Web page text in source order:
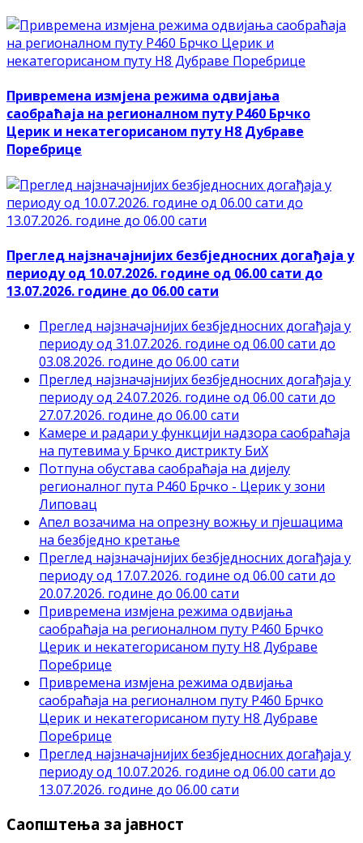
Привремена измјена режима одвијања
саобраћаја на регионалном путу Р460 Брчко
Церик и некатегорисаном путу Н8 Дубраве
Поребрице
Преглед најзначајнијих безбједносних догађаја у
периоду од 10.07.2026. године од 06.00 сати до
13.07.2026. године до 06.00 сати
Преглед најзначајнијих безбједносних догађаја у
периоду од 31.07.2026. године од 06.00 сати до
03.08.2026. године до 06.00 сати
Преглед најзначајнијих безбједносних догађаја у
периоду од 24.07.2026. године од 06.00 сати до
27.07.2026. године до 06.00 сати
Камере и радари у функцији надзора саобраћаја
на путевима у Брчко дистрикту БиХ
Потпуна обустава саобраћаја на дијелу
регионалног пута Р460 Брчко - Церик у зони
Липовац
Апел возачима на опрезну вожњу и пјешацима
на безбједно кретање
Преглед најзначајнијих безбједносних догађаја у
периоду од 17.07.2026. године од 06.00 сати до
20.07.2026. године до 06.00 сати
Привремена измјена режима одвијања
саобраћаја на регионалном путу Р460 Брчко
Церик и некатегорисаном путу Н8 Дубраве
Поребрице
Привремена измјена режима одвијања
саобраћаја на регионалном путу Р460 Брчко
Церик и некатегорисаном путу Н8 Дубраве
Поребрице
Преглед најзначајнијих безбједносних догађаја у
периоду од 10.07.2026. године од 06.00 сати до
13.07.2026. године до 06.00 сати
Саопштења за јавност